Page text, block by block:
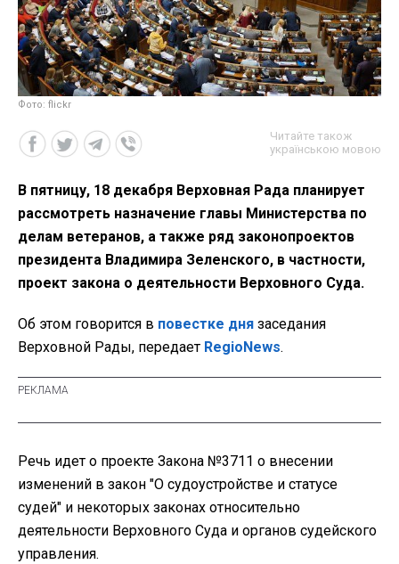
Фото: flickr
Читайте також
українською мовою
В пятницу, 18 декабря Верховная Рада планирует
рассмотреть назначение главы Министерства по
делам ветеранов, а также ряд законопроектов
президента Владимира Зеленского, в частности,
проект закона о деятельности Верховного Суда.
Об этом говорится в повестке дня заседания
Верховной Рады, передает RegioNews.
Речь идет о проекте Закона №3711 о внесении
изменений в закон "О судоустройстве и статусе
судей" и некоторых законах относительно
деятельности Верховного Суда и органов судейского
управления.